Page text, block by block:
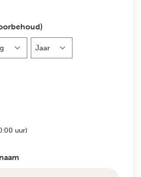
uur)